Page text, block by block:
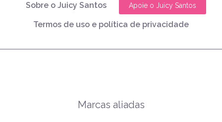
Sobre o Juicy Santos Apoie o Juicy Santos
Termos de uso e política de privacidade
Marcas aliadas